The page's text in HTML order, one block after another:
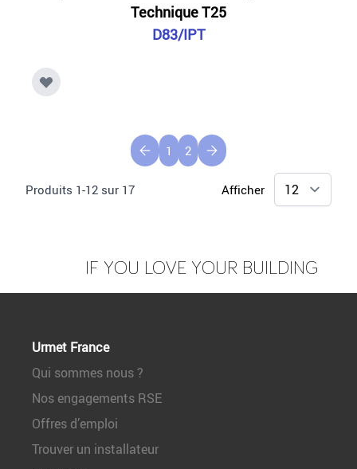
Technique T25
D83/IPT
Produits 1-12 sur 17
1 2
Afficher
IF YOU LOVE YOUR BUILDING
Urmet France
Qui sommes nous ?
Nos engagements RSE
Offres d’emploi
Trouver un installateur